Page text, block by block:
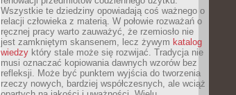
Wszystkie te dziedziny opowiadają coś ważnego o
relacji człowieka z materią. W połowie rozważań o
ręcznej pracy warto zauważyć, że rzemiosło nie
jest zamkniętym skansenem, lecz żywym katalog
wiedzy który stale może się rozwijać. Tradycja nie
musi oznaczać kopiowania dawnych wzorów bez
refleksji. Może być punktem wyjścia do tworzenia
rzeczy nowych, bardziej współczesnych, ale wciąż